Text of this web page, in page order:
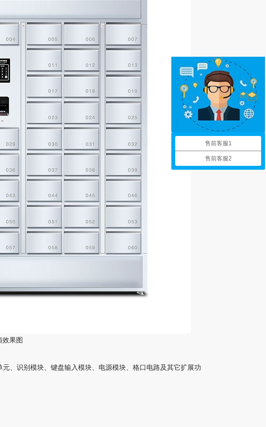
效果图
、识别模块、键盘输入模块、电源模块、格口电路及其它扩展功
售前客服1
售前客服2